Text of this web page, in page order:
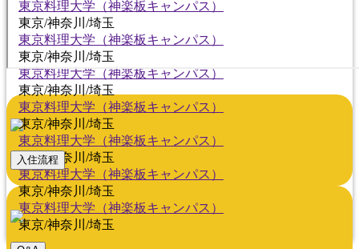
東京料理大学（神楽板キャンパス）
東京/神奈川/埼玉
東京料理大学（神楽板キャンパス）
東京/神奈川/埼玉
東京料理大学（神楽板キャンパス）
東京/神奈川/埼玉
東京料理大学（神楽板キャンパス）
東京/神奈川/埼玉
東京料理大学（神楽板キャンパス）
東京/神奈川/埼玉
東京料理大学（神楽板キャンパス）
東京/神奈川/埼玉
東京料理大学（神楽板キャンパス）
東京/神奈川/埼玉
入住流程